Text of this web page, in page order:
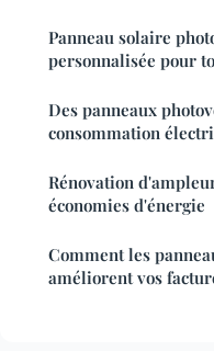
Panneau solaire
personnalisée pour
Des panneaux
consommation
Rénovation
économies d'énergie
Comment les
améliorent vos